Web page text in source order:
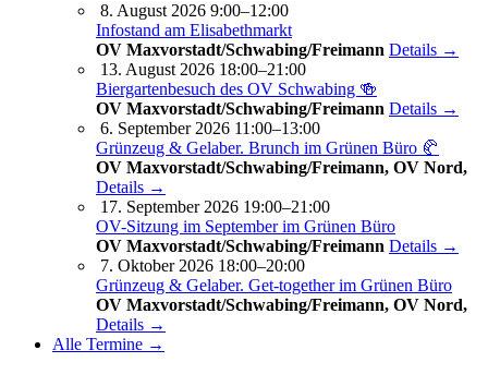
8. August 2026 9:00–12:00
Infostand am Elisabethmarkt
OV Maxvorstadt/Schwabing/Freimann Details →
13. August 2026 18:00–21:00
Biergartenbesuch des OV Schwabing 🍻
OV Maxvorstadt/Schwabing/Freimann Details →
6. September 2026 11:00–13:00
Grünzeug & Gelaber. Brunch im Grünen Büro 🥐
OV Maxvorstadt/Schwabing/Freimann, OV Nord,
Details →
17. September 2026 19:00–21:00
OV-Sitzung im September im Grünen Büro
OV Maxvorstadt/Schwabing/Freimann Details →
7. Oktober 2026 18:00–20:00
Grünzeug & Gelaber. Get-to­ge­ther im Grünen Büro
OV Maxvorstadt/Schwabing/Freimann, OV Nord,
Details →
Alle Termine →